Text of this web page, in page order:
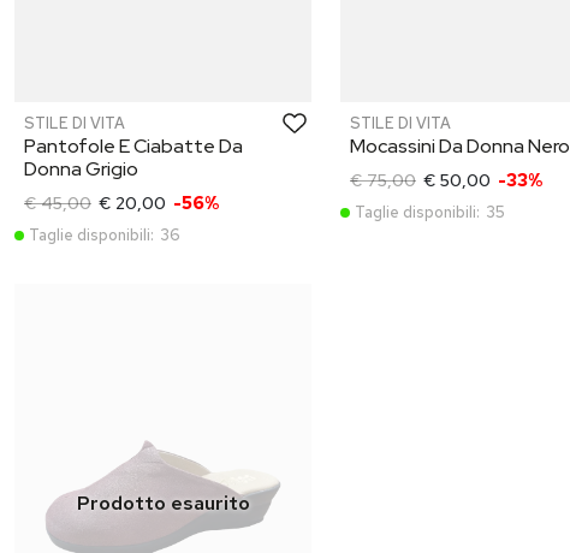
STILE DI VITA
Pantofole E Ciabatte Da
Donna Grigio
€ 45,00 € 20,00 -56%
Taglie disponibili: 36
STILE DI VITA
Mocassini Da Donna Nero
€ 75,00 € 50,00 -33%
Taglie disponibili: 35